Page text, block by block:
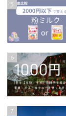
5
6
7